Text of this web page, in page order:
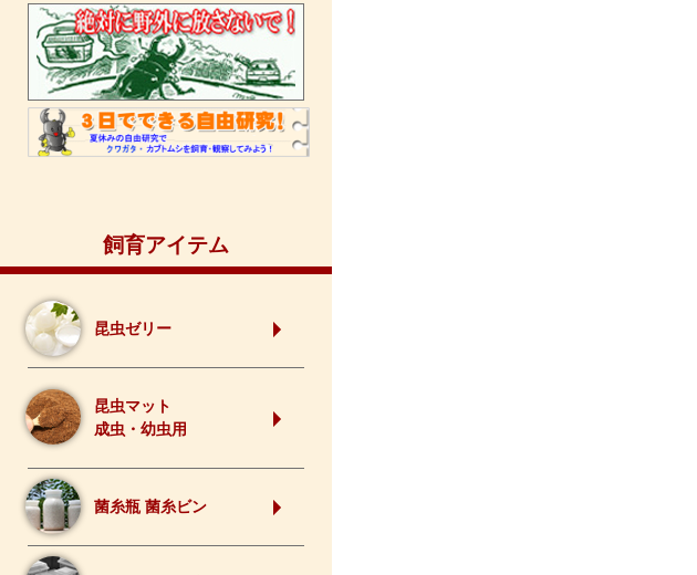
飼育アイテム
昆虫ゼリー
昆虫マット
成虫・幼虫用
菌糸瓶 菌糸ビン